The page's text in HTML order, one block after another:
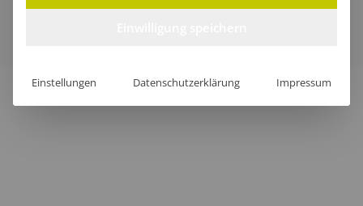
Freiberufler und öffentliche Institutionen, nicht jedoch an
Einstellungen Datenschutzerklärung Impressum